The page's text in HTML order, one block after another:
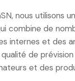
nous utilisons
combine de
internes et des
de
et des